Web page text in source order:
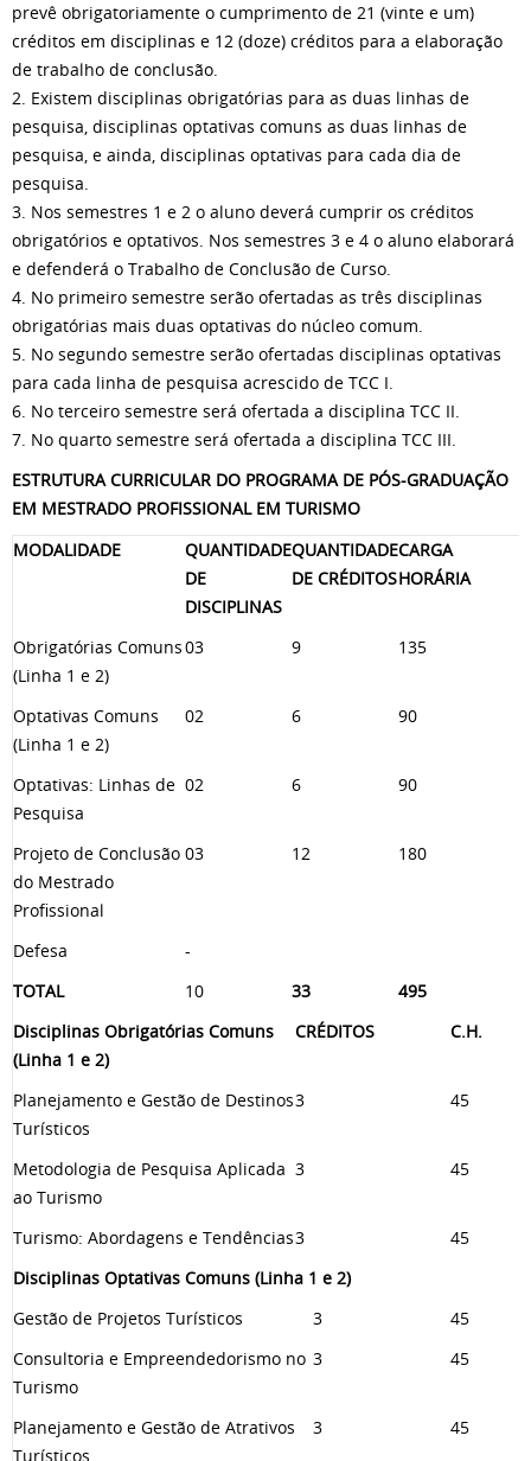
prevê obrigatoriamente o cumprimento de 21 (vinte e um)
créditos em disciplinas e 12 (doze) créditos para a elaboração
de trabalho de conclusão.
2. Existem disciplinas obrigatórias para as duas linhas de
pesquisa, disciplinas optativas comuns as duas linhas de
pesquisa, e ainda, disciplinas optativas para cada dia de
pesquisa.
3. Nos semestres 1 e 2 o aluno deverá cumprir os créditos
obrigatórios e optativos. Nos semestres 3 e 4 o aluno elaborará
e defenderá o Trabalho de Conclusão de Curso.
4. No primeiro semestre serão ofertadas as três disciplinas
obrigatórias mais duas optativas do núcleo comum.
5. No segundo semestre serão ofertadas disciplinas optativas
para cada linha de pesquisa acrescido de TCC I.
6. No terceiro semestre será ofertada a disciplina TCC II.
7. No quarto semestre será ofertada a disciplina TCC III.
ESTRUTURA CURRICULAR DO PROGRAMA DE PÓS-GRADUAÇÃO
EM MESTRADO PROFISSIONAL EM TURISMO
MODALIDADE
QUANTIDADE
DE
DISCIPLINAS
QUANTIDADE
DE CRÉDITOS
CARGA
HORÁRIA
Obrigatórias Comuns
(Linha 1 e 2)
03 9 135
Optativas Comuns
(Linha 1 e 2)
02 6 90
Optativas: Linhas de
Pesquisa
02 6 90
Projeto de Conclusão
do Mestrado
Profissional
03 12 180
Defesa
-
TOTAL
10 33
495
Disciplinas Obrigatórias Comuns
(Linha 1 e 2)
CRÉDITOS C.H.
Planejamento e Gestão de Destinos
Turísticos
3 45
Metodologia de Pesquisa Aplicada
ao Turismo
3 45
Turismo: Abordagens e Tendências3
45
Disciplinas Optativas Comuns (Linha 1 e 2)
Gestão de Projetos Turísticos
3
45
Consultoria e Empreendedorismo no
Turismo
3 45
Planejamento e Gestão de Atrativos
Turísticos
3 45